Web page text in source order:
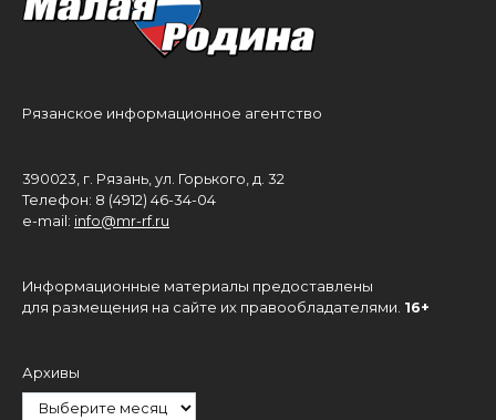
Рязанское информационное агентство
390023, г. Рязань, ул. Горького, д. 32
Телефон: 8 (4912) 46-34-04
e-mail: info@mr-rf.ru
Информационные материалы предоставлены
для размещения на сайте их правообладателями. 16+
Архивы